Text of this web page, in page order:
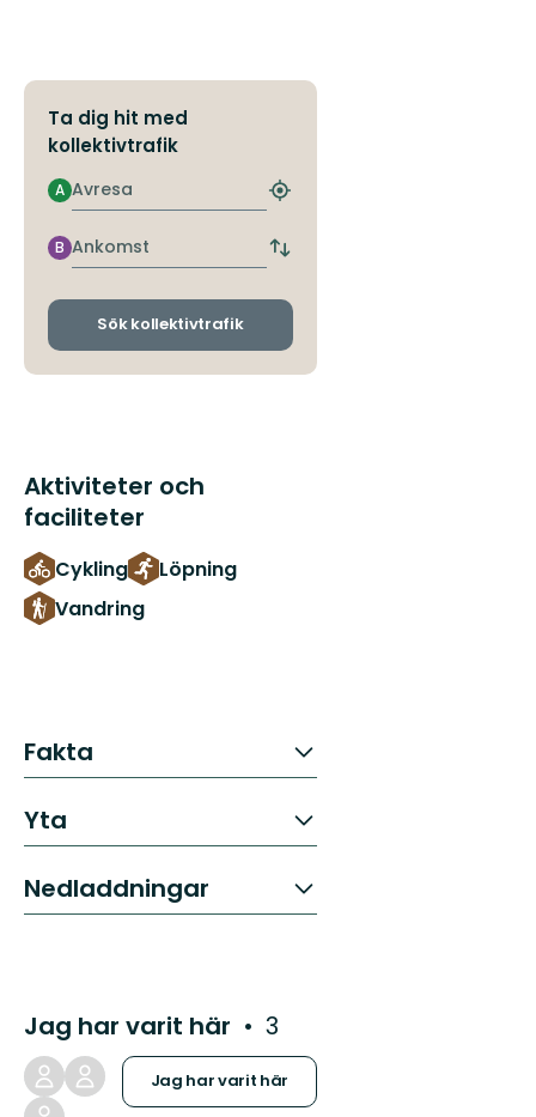
Ta dig hit med
kollektivtrafik
Avresa
A
Hitta
hållplats
Ankomst
B
Byt
och
Sök kollektivtrafik
Aktiviteter och
faciliteter
Cykling
Löpning
Vandring
Fakta
Yta
Nedladdningar
Jag har varit här 3
Jag har varit här